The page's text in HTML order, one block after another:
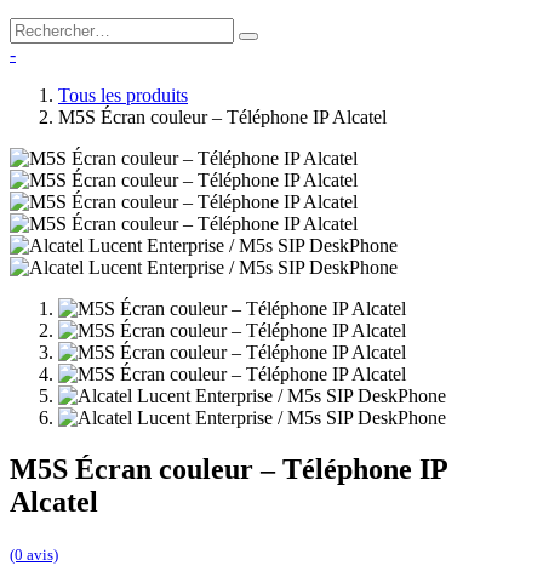
-
Tous les produits
M5S Écran couleur – Téléphone IP Alcatel
M5S Écran couleur – Téléphone IP
Alcatel
(0 avis)